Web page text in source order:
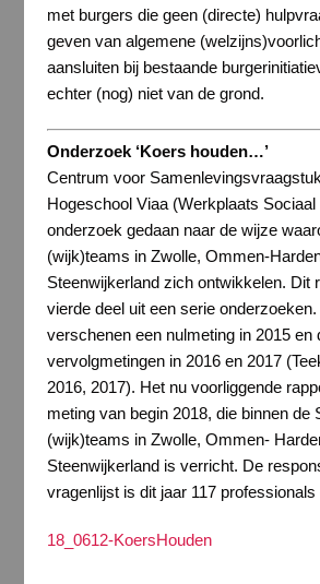
met burgers die geen (directe)
geven van algemene
aansluiten bij bestaande
echter (nog) niet van de grond.
Onderzoek ‘Koers houden…’
Centrum voor
Hogeschool Viaa (Werkplaats
onderzoek gedaan naar de wijze
(wijk)teams in Zwolle, Ommen-
Steenwijkerland zich ontwikkelen. Dit
vierde deel uit een serie
verschenen een nulmeting in 2015 en
vervolgmetingen in 2016 en 2017
2016, 2017). Het nu voorliggende
meting van begin 2018, die binnen de
(wijk)teams in Zwolle, Ommen-
Steenwijkerland is verricht. De
vragenlijst is dit jaar 117
18_0612-KoersHouden